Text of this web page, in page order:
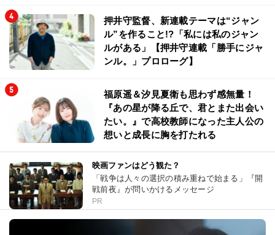
押井守監督、新連載テーマは“ジャン
ル”を作ること!?「私には私のジャン
ルがある」【押井守連載「勝手にジャ
ンル。」プロローグ】
福原遥＆汐見夏衛も思わず感無量！
『あの星が降る丘で、君とまた出会い
たい。』で高校教師になった主人公の
想いと成長に胸を打たれる
映画ファンはどう観た？
「戦争は人々の選択の積み重ねで始まる」『開
戦前夜』が問いかけるメッセージ
PR